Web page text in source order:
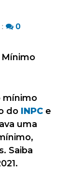
0
Mínimo
mínimo
do INPC e
uma
Saiba